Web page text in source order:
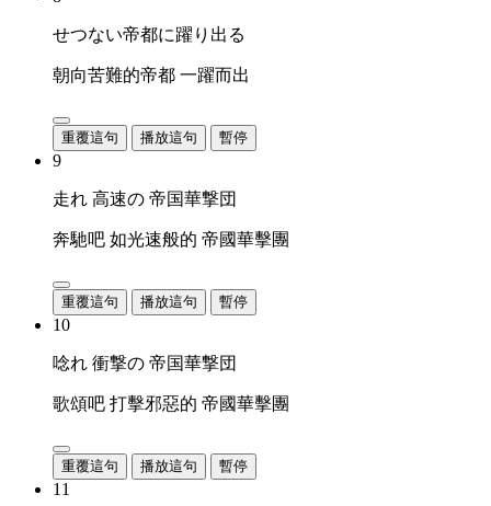
せつない帝都に躍り出る
朝向苦難的帝都 一躍而出
重覆這句 播放這句 暫停
9
走れ 高速の 帝国華撃団
奔馳吧 如光速般的 帝國華擊團
重覆這句 播放這句 暫停
10
唸れ 衝撃の 帝国華撃団
歌頌吧 打擊邪惡的 帝國華擊團
重覆這句 播放這句 暫停
11